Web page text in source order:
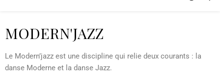
MODERN'JAZZ
Le Modern’jazz est une discipline qui relie deux courants : la
danse Moderne et la danse Jazz.